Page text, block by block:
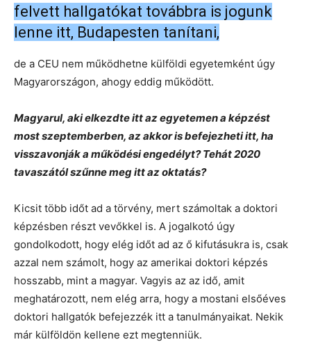
felvett hallgatókat továbbra is jogunk
lenne itt, Budapesten tanítani,
de a CEU nem működhetne külföldi egyetemként úgy
Magyarországon, ahogy eddig működött.
Magyarul, aki elkezdte itt az egyetemen a képzést
most szeptemberben, az akkor is befejezheti itt, ha
visszavonják a működési engedélyt? Tehát 2020
tavaszától szűnne meg itt az oktatás?
Kicsit több időt ad a törvény, mert számoltak a doktori
képzésben részt vevőkkel is. A jogalkotó úgy
gondolkodott, hogy elég időt ad az ő kifutásukra is, csak
azzal nem számolt, hogy az amerikai doktori képzés
hosszabb, mint a magyar. Vagyis az az idő, amit
meghatározott, nem elég arra, hogy a mostani elsőéves
doktori hallgatók befejezzék itt a tanulmányaikat. Nekik
már külföldön kellene ezt megtenniük.